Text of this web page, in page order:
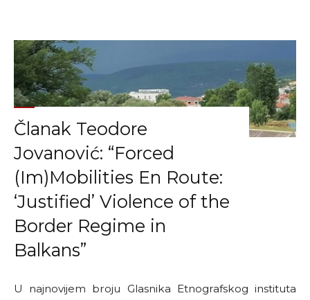
granicama"
Članak Teodore
Jovanović: “Forced
(Im)Mobilities En Route:
‘Justified’ Violence of the
Border Regime in
Balkans”
U najnovijem broju Glasnika Etnografskog instituta